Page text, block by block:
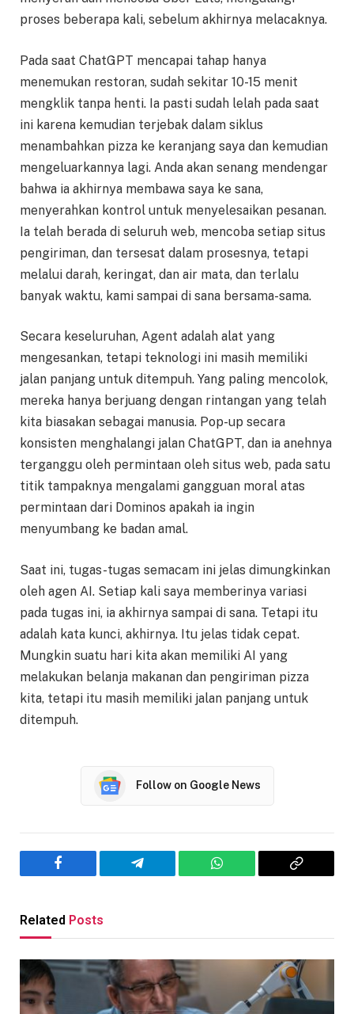
proses beberapa kali, sebelum akhirnya melacaknya.
Pada saat ChatGPT mencapai tahap hanya
menemukan restoran, sudah sekitar 10-15 menit
mengklik tanpa henti. Ia pasti sudah lelah pada saat
ini karena kemudian terjebak dalam siklus
menambahkan pizza ke keranjang saya dan kemudian
mengeluarkannya lagi. Anda akan senang mendengar
bahwa ia akhirnya membawa saya ke sana,
menyerahkan kontrol untuk menyelesaikan pesanan.
Ia telah berada di seluruh web, mencoba setiap situs
pengiriman, dan tersesat dalam prosesnya, tetapi
melalui darah, keringat, dan air mata, dan terlalu
banyak waktu, kami sampai di sana bersama-sama.
Secara keseluruhan, Agent adalah alat yang
mengesankan, tetapi teknologi ini masih memiliki
jalan panjang untuk ditempuh. Yang paling mencolok,
mereka hanya berjuang dengan rintangan yang telah
kita biasakan sebagai manusia. Pop-up secara
konsisten menghalangi jalan ChatGPT, dan ia anehnya
terganggu oleh permintaan oleh situs web, pada satu
titik tampaknya mengalami gangguan moral atas
permintaan dari Dominos apakah ia ingin
menyumbang ke badan amal.
Saat ini, tugas-tugas semacam ini jelas dimungkinkan
oleh agen AI. Setiap kali saya memberinya variasi
pada tugas ini, ia akhirnya sampai di sana. Tetapi itu
adalah kata kunci, akhirnya. Itu jelas tidak cepat.
Mungkin suatu hari kita akan memiliki AI yang
melakukan belanja makanan dan pengiriman pizza
kita, tetapi itu masih memiliki jalan panjang untuk
ditempuh.
Follow on Google News
Facebook Telegram WhatsApp
Copy
Related Posts